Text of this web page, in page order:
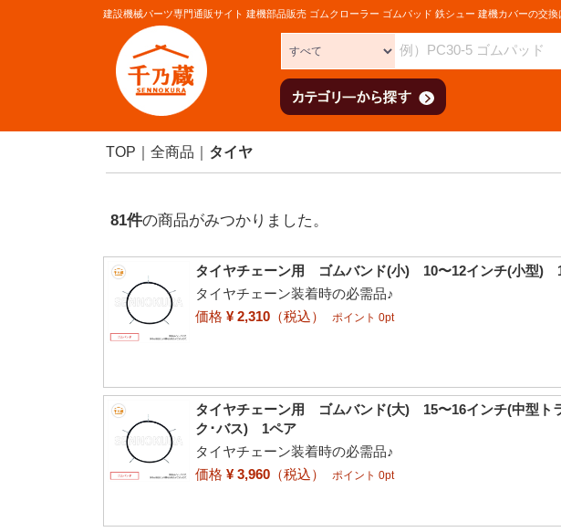
建設機械パーツ専門通販サイト 建機部品販売 ゴムクローラー ゴムパッド 鉄シュー 建機カバーの交換
TOP 全商品 タイヤ
81件の商品がみつかりました。
タイヤチェーン用 ゴムバンド(小) 10〜12インチ(小型)
タイヤチェーン装着時の必需品♪
価格 ¥ 2,310 （税込） ポイント 0pt
タイヤチェーン用 ゴムバンド(大) 15〜16インチ(中型ト
ク･バス) 1ペア
タイヤチェーン装着時の必需品♪
価格 ¥ 3,960 （税込） ポイント 0pt